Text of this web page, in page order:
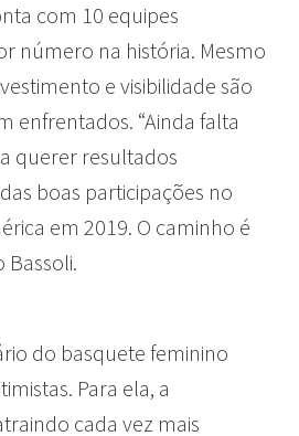
com 10 equipes
número na história. Mesmo
e visibilidade são
enfrentados. “Ainda falta
querer resultados
boas participações no
em 2019. O caminho é
Bassoli.
do basquete feminino
Para ela, a
cada vez mais